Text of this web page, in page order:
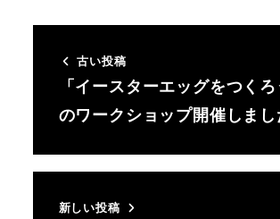
古い投稿
「イースターエッグをつくろ
のワークショップ開催しま
新しい投稿